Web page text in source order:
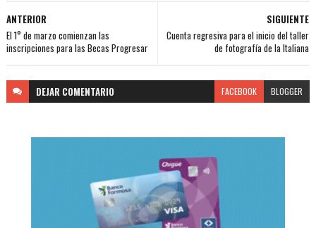
SIGUIENTE
Cuenta regresiva para el inicio del taller
de fotografía de la Italiana
ANTERIOR
El 1° de marzo comienzan las
inscripciones para las Becas Progresar
DEJAR COMENTARIO FACEBOOK BLOGGER